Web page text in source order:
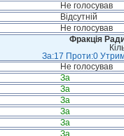
Не голосував
Відсутній
Не голосував
Фракція
За:17 Проти:0
Не голосував
За
За
За
За
За
За